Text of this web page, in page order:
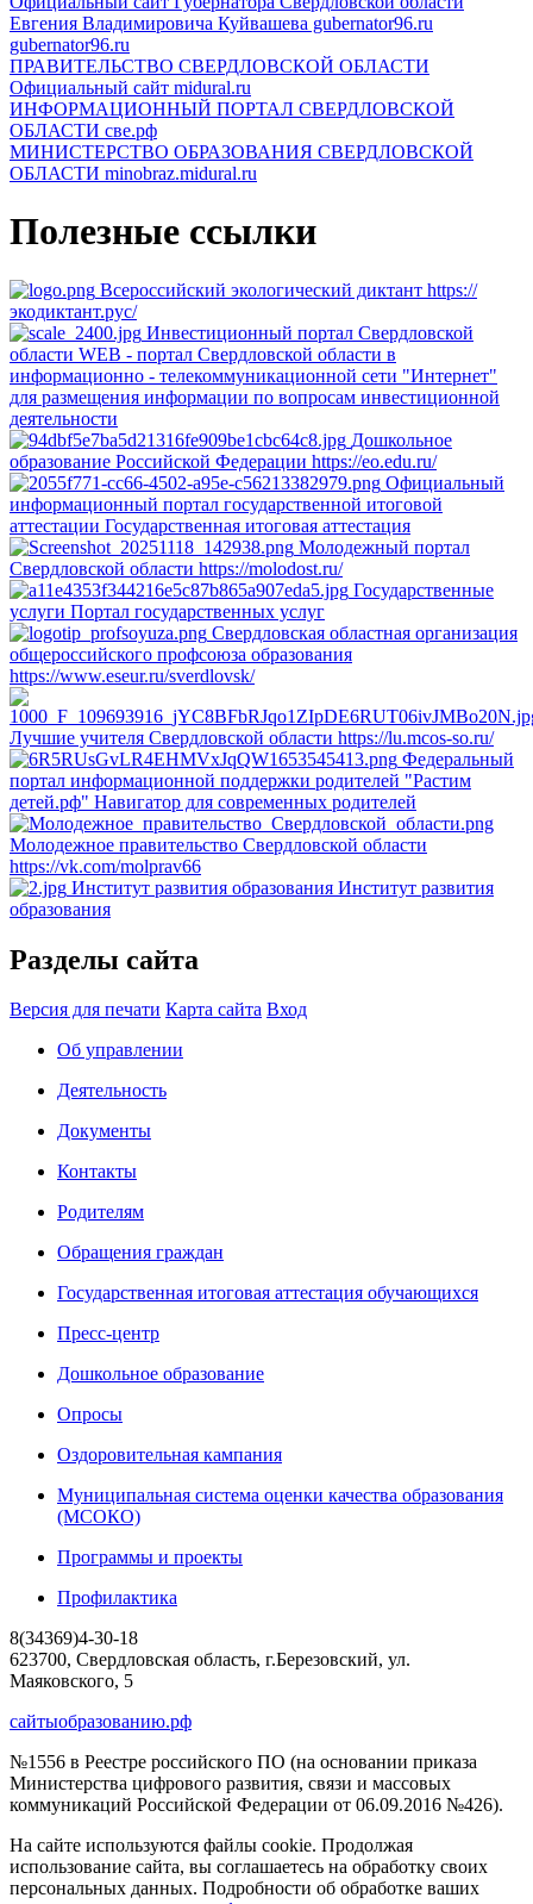
Евгения Владимировича Куйвашева gubernator96.ru
gubernator96.ru
ПРАВИТЕЛЬСТВО СВЕРДЛОВСКОЙ ОБЛАСТИ
Официальный сайт midural.ru
ИНФОРМАЦИОННЫЙ ПОРТАЛ СВЕРДЛОВСКОЙ
ОБЛАСТИ све.рф
МИНИСТЕРСТВО ОБРАЗОВАНИЯ СВЕРДЛОВСКОЙ
ОБЛАСТИ minobraz.midural.ru
Полезные ссылки
Всероссийский экологический диктант https://
экодиктант.рус/
Инвестиционный портал Свердловской
области WEB - портал Свердловской области в
информационно - телекоммуникационной сети "Интернет"
для размещения информации по вопросам инвестиционной
деятельности
Дошкольное
образование Российской Федерации https://eo.edu.ru/
Официальный
информационный портал государственной итоговой
аттестации Государственная итоговая аттестация
Молодежный портал
Свердловской области https://molodost.ru/
Государственные
услуги Портал государственных услуг
Свердловская областная организация
общероссийского профсоюза образования
https://www.eseur.ru/sverdlovsk/
Лучшие учителя Свердловской области https://lu.mcos-so.ru/
Федеральный
портал информационной поддержки родителей "Растим
детей.рф" Навигатор для современных родителей
Молодежное правительство Свердловской области
https://vk.com/molprav66
Институт развития образования Институт развития
образования
Разделы сайта
Версия для печати Карта сайта Вход
Об управлении
Деятельность
Документы
Контакты
Родителям
Обращения граждан
Государственная итоговая аттестация обучающихся
Пресс-центр
Дошкольное образование
Опросы
Оздоровительная кампания
Муниципальная система оценки качества образования
(МСОКО)
Программы и проекты
Профилактика
8(34369)4-30-18
623700, Свердловская область, г.Березовский, ул.
Маяковского, 5
сайтыобразованию.рф
№1556 в Реестре российского ПО (на основании приказа
Министерства цифрового развития, связи и массовых
коммуникаций Российской Федерации от 06.09.2016 №426).
На сайте используются файлы cookie. Продолжая
использование сайта, вы соглашаетесь на обработку своих
персональных данных. Подробности об обработке ваших